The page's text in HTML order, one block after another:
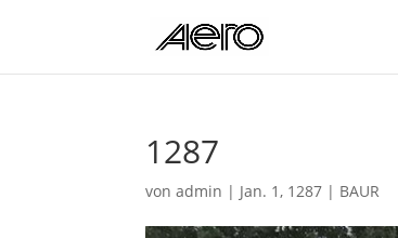
1287
vonadmin | Jan. 1, 1287 | BAUR